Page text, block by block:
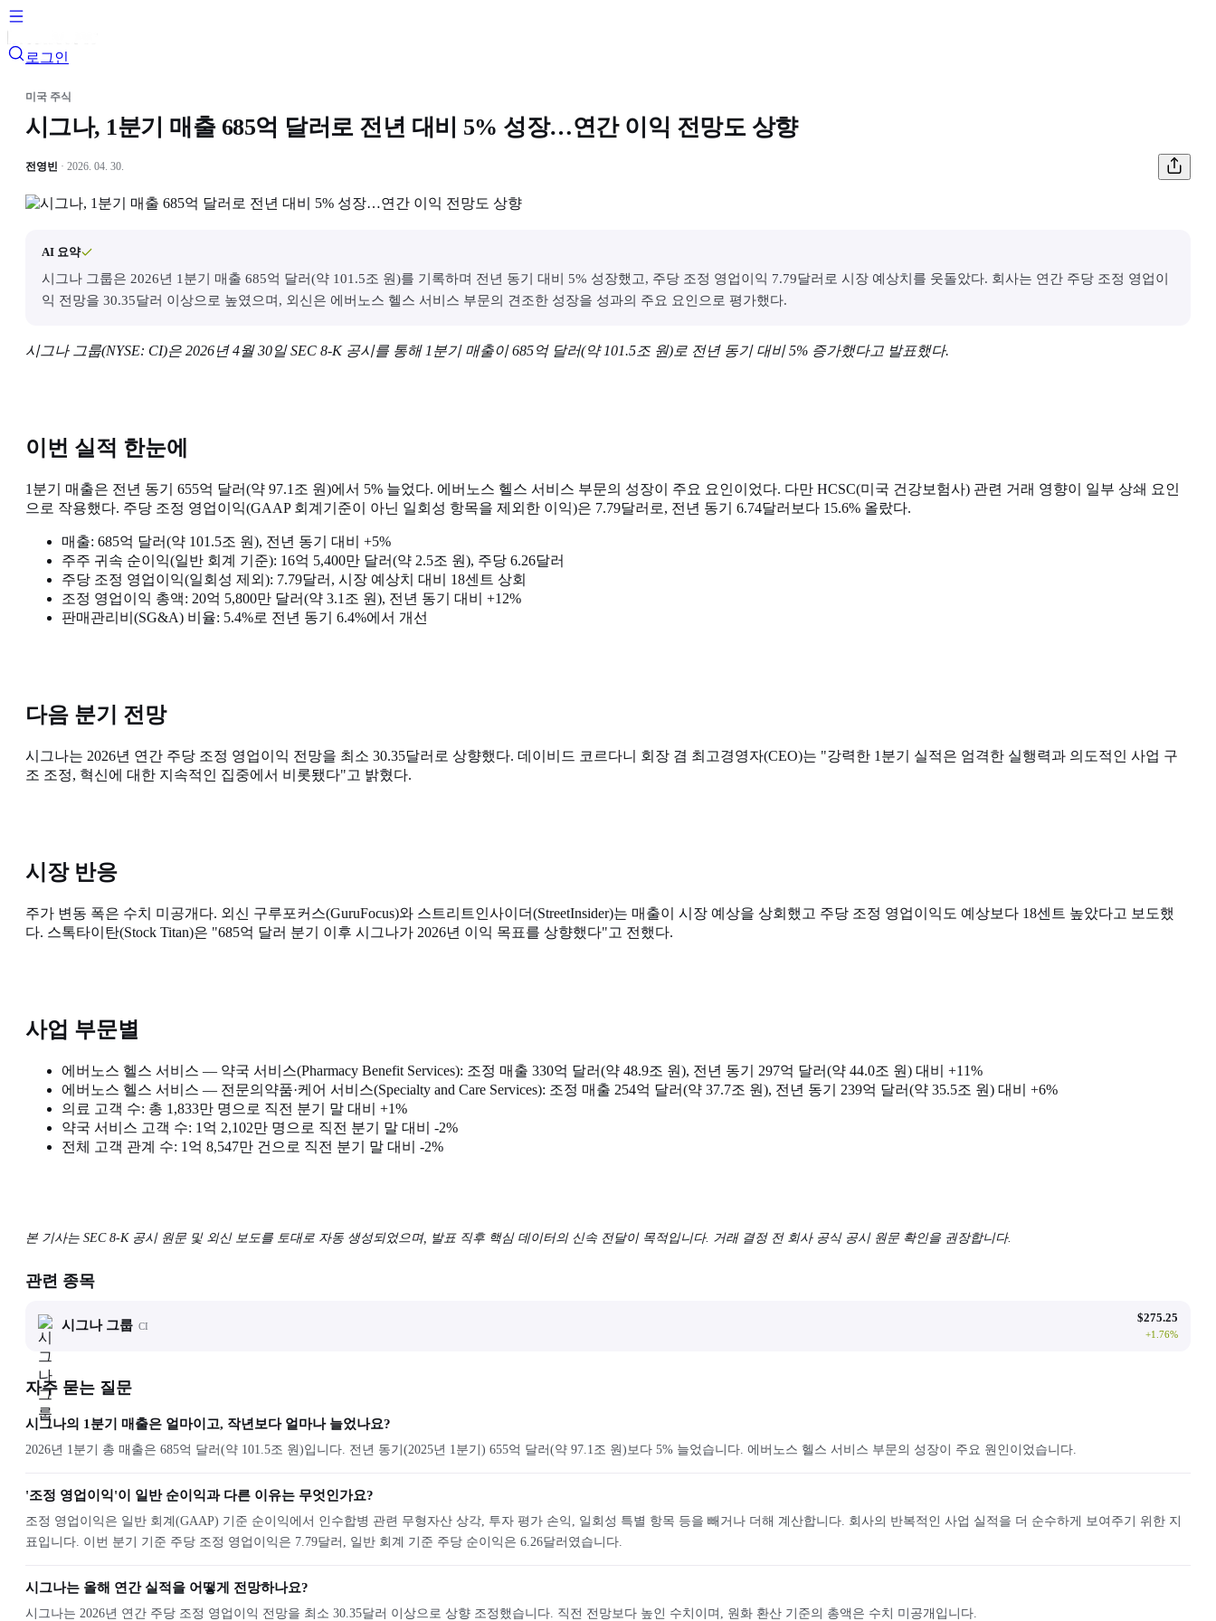
로그인
미국 주식
시그나, 1분기 매출 685억 달러로 전년 대비 5% 성장…연간 이익 전망도 상향
전영빈 · 2026. 04. 30.
AI 요약
시그나 그룹은 2026년 1분기 매출 685억 달러(약 101.5조 원)를 기록하며 전년 동기 대비 5% 성장했고, 주당 조정 영업이익 7.79달러로 시장 예상치를 웃돌았다. 회사는 연간 주당 조정 영업이
익 전망을 30.35달러 이상으로 높였으며, 외신은 에버노스 헬스 서비스 부문의 견조한 성장을 성과의 주요 요인으로 평가했다.
시그나 그룹(NYSE: CI)은 2026년 4월 30일 SEC 8-K 공시를 통해 1분기 매출이 685억 달러(약 101.5조 원)로 전년 동기 대비 5% 증가했다고 발표했다.
이번 실적 한눈에
1분기 매출은 전년 동기 655억 달러(약 97.1조 원)에서 5% 늘었다. 에버노스 헬스 서비스 부문의 성장이 주요 요인이었다. 다만 HCSC(미국 건강보험사) 관련 거래 영향이 일부 상쇄 요인
으로 작용했다. 주당 조정 영업이익(GAAP 회계기준이 아닌 일회성 항목을 제외한 이익)은 7.79달러로, 전년 동기 6.74달러보다 15.6% 올랐다.
매출: 685억 달러(약 101.5조 원), 전년 동기 대비 +5%
주주 귀속 순이익(일반 회계 기준): 16억 5,400만 달러(약 2.5조 원), 주당 6.26달러
주당 조정 영업이익(일회성 제외): 7.79달러, 시장 예상치 대비 18센트 상회
조정 영업이익 총액: 20억 5,800만 달러(약 3.1조 원), 전년 동기 대비 +12%
판매관리비(SG&A) 비율: 5.4%로 전년 동기 6.4%에서 개선
다음 분기 전망
시그나는 2026년 연간 주당 조정 영업이익 전망을 최소 30.35달러로 상향했다. 데이비드 코르다니 회장 겸 최고경영자(CEO)는 "강력한 1분기 실적은 엄격한 실행력과 의도적인 사업 구
조 조정, 혁신에 대한 지속적인 집중에서 비롯됐다"고 밝혔다.
시장 반응
주가 변동 폭은 수치 미공개다. 외신 구루포커스(GuruFocus)와 스트리트인사이더(StreetInsider)는 매출이 시장 예상을 상회했고 주당 조정 영업이익도 예상보다 18센트 높았다고 보도했
다. 스톡타이탄(Stock Titan)은 "685억 달러 분기 이후 시그나가 2026년 이익 목표를 상향했다"고 전했다.
사업 부문별
에버노스 헬스 서비스 — 약국 서비스(Pharmacy Benefit Services): 조정 매출 330억 달러(약 48.9조 원), 전년 동기 297억 달러(약 44.0조 원) 대비 +11%
에버노스 헬스 서비스 — 전문의약품·케어 서비스(Specialty and Care Services): 조정 매출 254억 달러(약 37.7조 원), 전년 동기 239억 달러(약 35.5조 원) 대비 +6%
의료 고객 수: 총 1,833만 명으로 직전 분기 말 대비 +1%
약국 서비스 고객 수: 1억 2,102만 명으로 직전 분기 말 대비 -2%
전체 고객 관계 수: 1억 8,547만 건으로 직전 분기 말 대비 -2%
본 기사는 SEC 8-K 공시 원문 및 외신 보도를 토대로 자동 생성되었으며, 발표 직후 핵심 데이터의 신속 전달이 목적입니다. 거래 결정 전 회사 공식 공시 원문 확인을 권장합니다.
관련 종목
시그나 그룹 CI
$275.25
+1.76%
자주 묻는 질문
시그나의 1분기 매출은 얼마이고, 작년보다 얼마나 늘었나요?
2026년 1분기 총 매출은 685억 달러(약 101.5조 원)입니다. 전년 동기(2025년 1분기) 655억 달러(약 97.1조 원)보다 5% 늘었습니다. 에버노스 헬스 서비스 부문의 성장이 주요 원인이었습니다.
'조정 영업이익'이 일반 순이익과 다른 이유는 무엇인가요?
조정 영업이익은 일반 회계(GAAP) 기준 순이익에서 인수합병 관련 무형자산 상각, 투자 평가 손익, 일회성 특별 항목 등을 빼거나 더해 계산합니다. 회사의 반복적인 사업 실적을 더 순수하게 보여주기 위한 지
표입니다. 이번 분기 기준 주당 조정 영업이익은 7.79달러, 일반 회계 기준 주당 순이익은 6.26달러였습니다.
시그나는 올해 연간 실적을 어떻게 전망하나요?
시그나는 2026년 연간 주당 조정 영업이익 전망을 최소 30.35달러 이상으로 상향 조정했습니다. 직전 전망보다 높인 수치이며, 원화 환산 기준의 총액은 수치 미공개입니다.